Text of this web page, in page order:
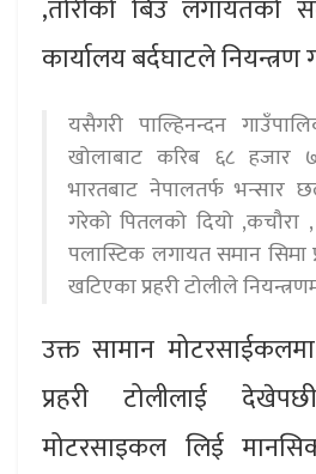
,तोरीको बिउ लगायतको
कार्यालय बर्दघाटले
यसैगरी पाल्हिनन्दन
खोलाबाट करिब ६८ हजार
भारतबाट नेपालतर्फ भन्सार
गरेको पितलको दियो
पलास्टिक लगायत समान सिमा
खटिएका प्रहरी टोलीले
उक्त सामान
प्रहरी टोलीलाई
मोटरसाइकल लिई